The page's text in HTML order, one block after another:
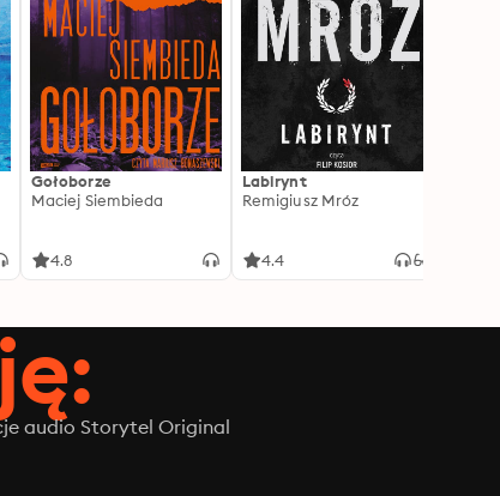
Gołoborze
Maciej Siembieda
4.8
Labirynt
Remigiusz Mróz
4.4
audio Storytel Original